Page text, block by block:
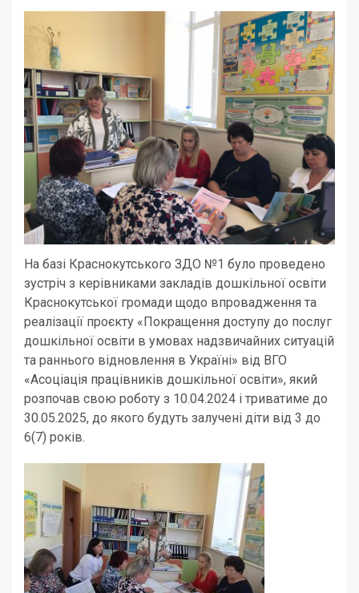
На базі Краснокутського ЗДО №1 було проведено
зустріч з керівниками закладів дошкільної освіти
Краснокутської громади щодо впровадження та
реалізації проєкту «Покращення доступу до послуг
дошкільної освіти в умовах надзвичайних ситуацій
та раннього відновлення в Україні» від ВГО
«Асоціація працівників дошкільної освіти», який
розпочав свою роботу з 10.04.2024 і триватиме до
30.05.2025, до якого будуть залучені діти від 3 до
6(7) років.